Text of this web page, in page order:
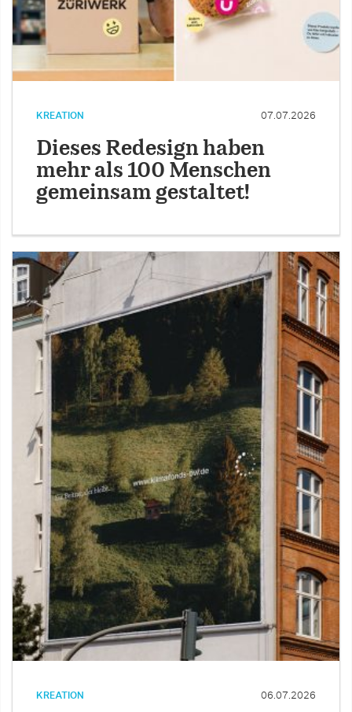
KREATION 07.07.2026
Dieses Redesign haben
mehr als 100 Menschen
gemeinsam gestaltet!
KREATION 06.07.2026